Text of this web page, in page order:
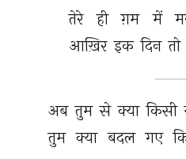
तेरे ही ग़म में
आख़िर इक दिन तो
अब तुम से क्या किसी
तुम क्या बदल गए